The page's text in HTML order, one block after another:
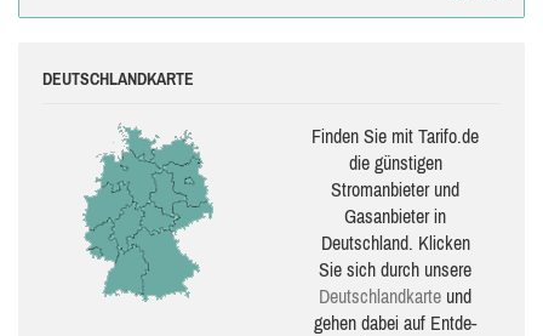
DEUTSCHLANDKARTE
Finden Sie mit Tarifo.de
die güns­ti­gen
Stromanbieter und
Gasanbieter in
Deutschland. Klicken
Sie sich durch unsere
Deutsch­land­karte und
gehen dabei auf Ent­de­